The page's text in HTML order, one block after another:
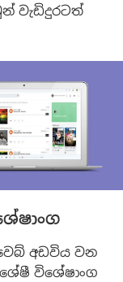
වැඩිදුරටත්
වෙබ් අඩවිය වන
විශේෂාංග